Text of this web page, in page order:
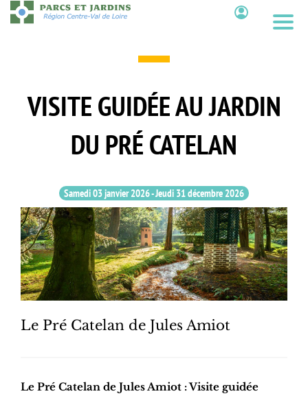
Aller
au
VISITE GUIDÉE AU JARDIN
DU PRÉ CATELAN
Samedi 03 janvier 2026-Jeudi 31 décembre 2026
Le Pré Catelan de Jules Amiot
Le Pré Catelan de Jules Amiot : Visite guidée